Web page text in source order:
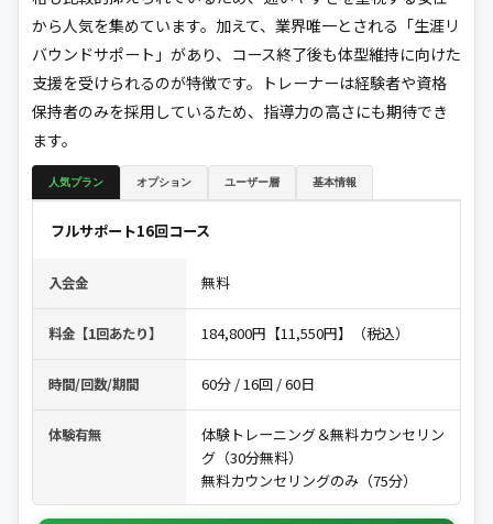
から人気を集めています。加えて、業界唯一とされる「生涯リ
バウンドサポート」があり、コース終了後も体型維持に向けた
支援を受けられるのが特徴です。トレーナーは経験者や資格
保持者のみを採用しているため、指導力の高さにも期待でき
ます。
人気プラン オプション ユーザー層 基本情報
フルサポート16回コース
入会金 無料
料金【1回あたり】 184,800円【11,550円】（税込）
時間/回数/期間 60分 / 16回 / 60日
体験有無
体験トレーニング＆無料カウンセリン
グ（30分無料）
無料カウンセリングのみ（75分）